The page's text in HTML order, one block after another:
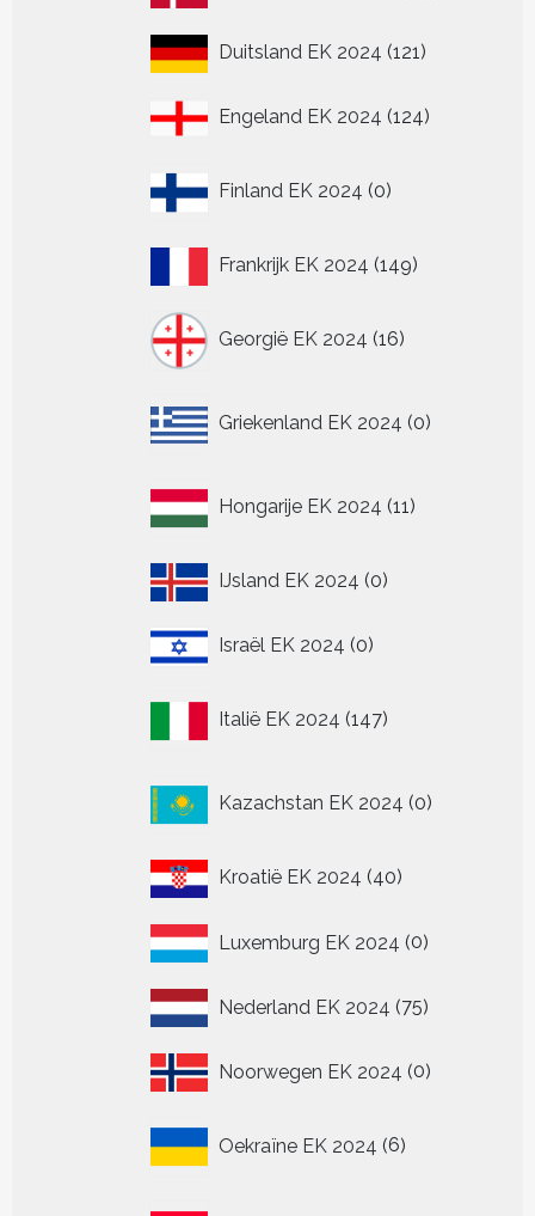
Duitsland EK 2024 121121
Engeland EK 2024 124124
Finland EK 2024 0
producten
Frankrijk EK 2024 149149
Georgië EK 2024 16
producten
Griekenland EK 2024 0
producten
Hongarije EK 2024 11
producten
IJsland EK 2024 00
Israël EK 2024 00
Italië EK 2024 147
producten
Kazachstan EK 2024 0
producten
Kroatië EK 2024 4040
Luxemburg EK 2024 00
Nederland EK 2024 7575
Noorwegen EK 2024 00
Oekraïne EK 2024 6
producten